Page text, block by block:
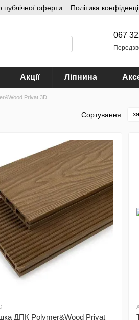
публічної оферти Політика
067
Акції Ліпнина
Privat 3D
Сортування:
ДПК Polymer&Wood Privat